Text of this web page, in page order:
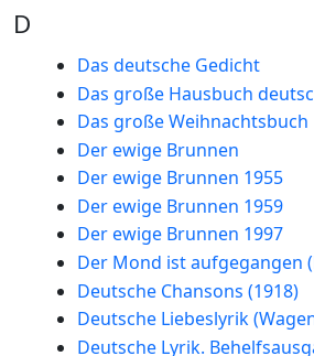
D
Das deutsche Gedicht
Das große Hausbuch
Das große Weihnachtsbuch
Der ewige Brunnen
Der ewige Brunnen 1955
Der ewige Brunnen 1959
Der ewige Brunnen 1997
Der Mond ist aufgegangen
Deutsche Chansons (1918)
Deutsche Liebeslyrik
Deutsche Lyrik.